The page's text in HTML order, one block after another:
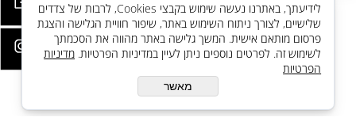
לידיעתך, באתרנו נעשה שימוש בקבצי Cookies, לרבות של צדדים
שלישיים, לצורך ניתוח השימוש באתר, שיפור חוויית הגלישה והצגת
פרסום מותאם אישית. המשך גלישה באתר מהווה את הסכמתך
לשימוש זה. לפרטים נוספים ניתן לעיין במדיניות הפרטיות. מדיניות
הפרטיות
מאשר